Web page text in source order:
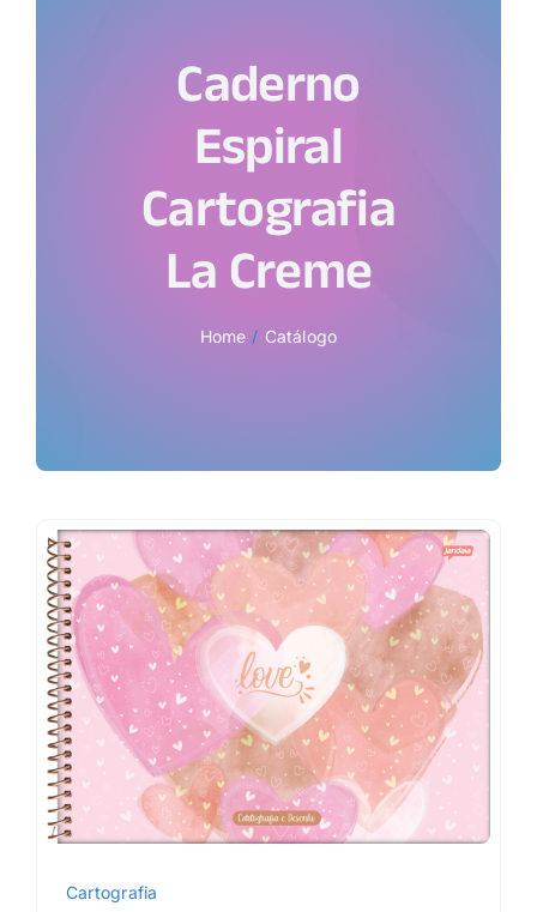
Caderno
Espiral
Cartografia
La Creme
Home Catálogo
Cartografia